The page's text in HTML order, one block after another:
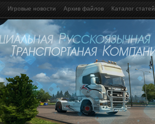
Игровые новости Архив файлов Каталог статей